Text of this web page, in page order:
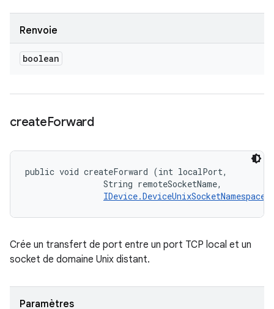
Renvoie
boolean
createForward
public void createForward (int localPort,
                String remoteSocketName,
IDevice.DeviceUnixSocketNamespace
Crée un transfert de port entre un port TCP local et un
socket de domaine Unix distant.
Paramètres